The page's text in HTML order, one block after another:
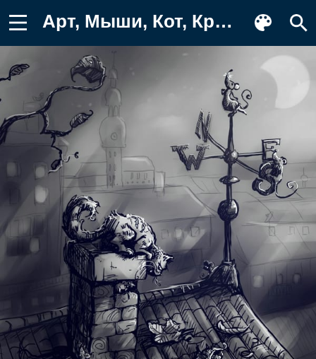
Арт, Мыши, Кот, Крыша, Охотник Фотография